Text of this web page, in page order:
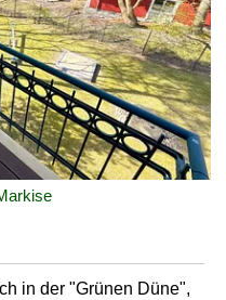
in der "Grünen Düne",